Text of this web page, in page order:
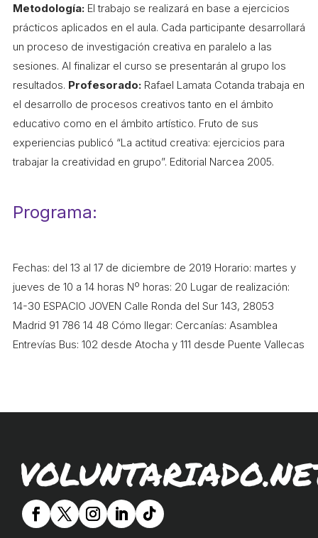
Metodología: El trabajo se realizará en base a ejercicios
prácticos aplicados en el aula. Cada participante desarrollará
un proceso de investigación creativa en paralelo a las
sesiones. Al finalizar el curso se presentarán al grupo los
resultados. Profesorado: Rafael Lamata Cotanda trabaja en
el desarrollo de procesos creativos tanto en el ámbito
educativo como en el ámbito artístico. Fruto de sus
experiencias publicó “La actitud creativa: ejercicios para
trabajar la creatividad en grupo”. Editorial Narcea 2005.
Programa:
Fechas: del 13 al 17 de diciembre de 2019 Horario: martes y
jueves de 10 a 14 horas Nº horas: 20 Lugar de realización:
14-30 ESPACIO JOVEN Calle Ronda del Sur 143, 28053
Madrid 91 786 14 48 Cómo llegar: Cercanías: Asamblea
Entrevías Bus: 102 desde Atocha y 111 desde Puente Vallecas